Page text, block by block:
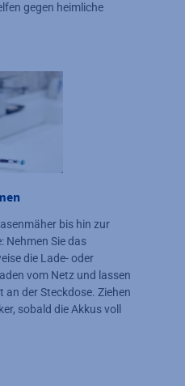
gegen heimliche
bis hin zur
Nehmen Sie das
die Lade- oder
vom Netz und lassen
an der Steckdose. Ziehen
sobald die Akkus voll